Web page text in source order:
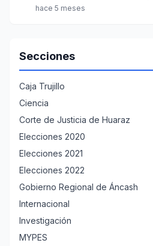
hace 5 meses
Secciones
Caja Trujillo
Ciencia
Corte de Justicia de Huaraz
Elecciones 2020
Elecciones 2021
Elecciones 2022
Gobierno Regional de Áncash
Internacional
Investigación
MYPES